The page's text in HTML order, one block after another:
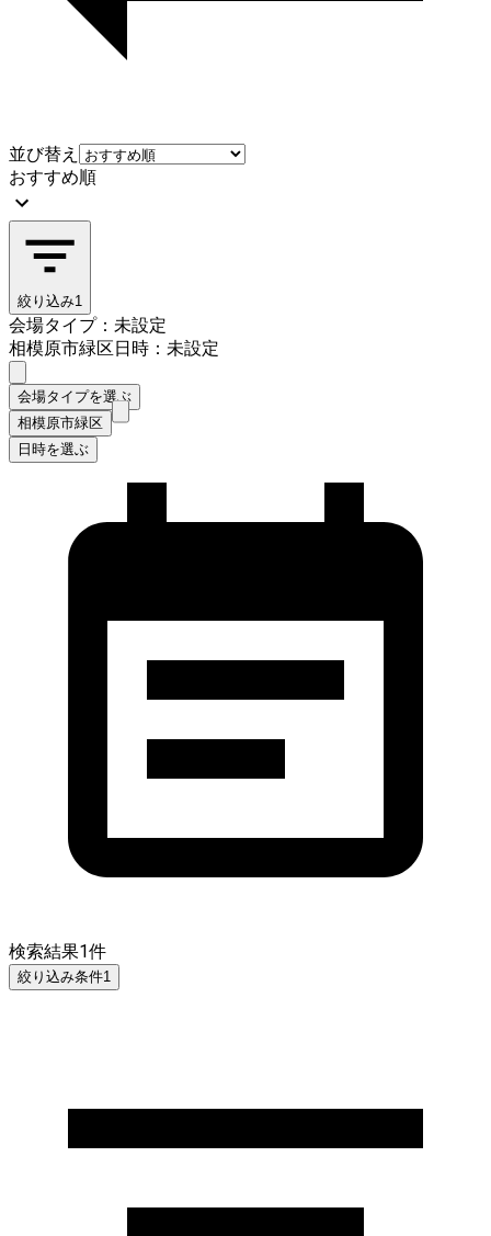
並び替え
おすすめ順
絞り込み1
会場タイプ：未設定
相模原市緑区日時：未設定
会場タイプを選ぶ
相模原市緑区
日時を選ぶ
検索結果1件
絞り込み条件1